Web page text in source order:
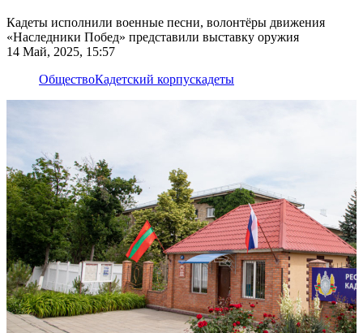
Кадеты исполнили военные песни, волонтёры движения
«Наследники Побед» представили выставку оружия
14 Май, 2025, 15:57
ОбществоКадетский корпускадеты